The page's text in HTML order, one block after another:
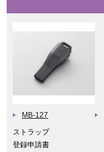
MB-127
ストラップ
登録申請書